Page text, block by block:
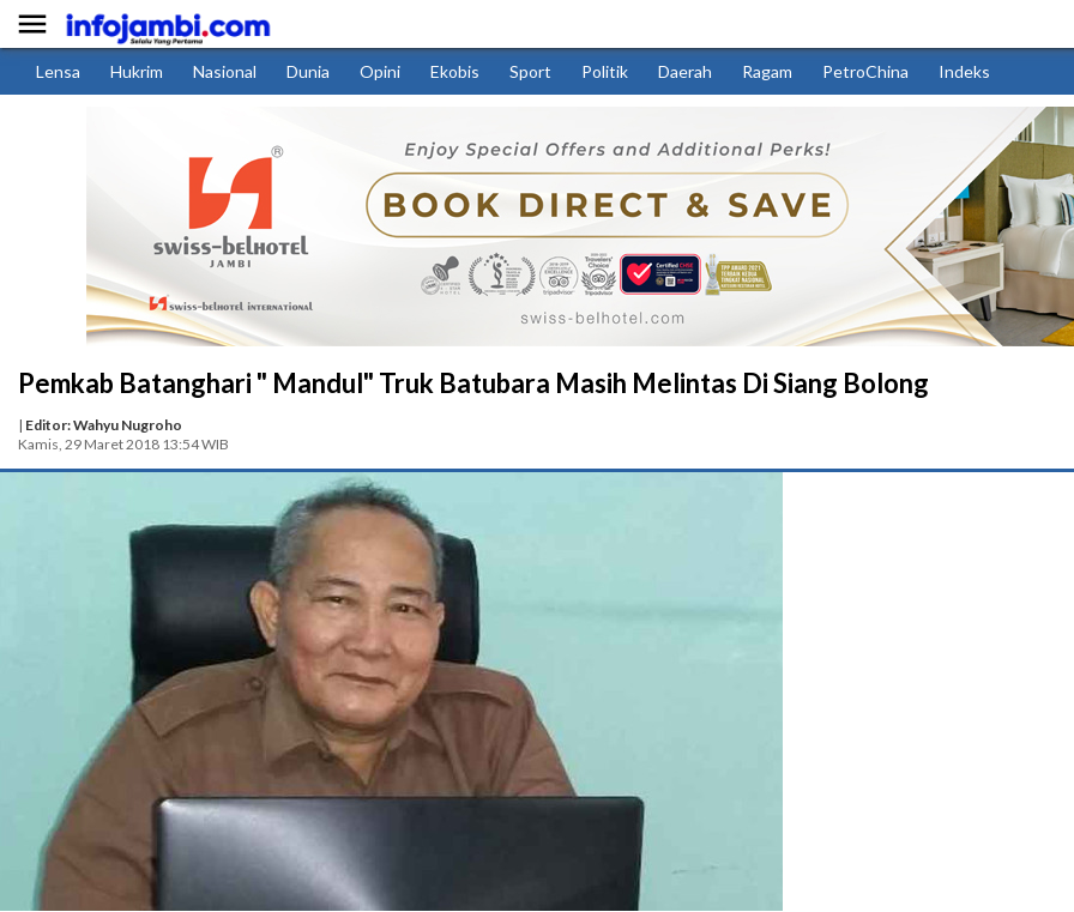

Lensa Hukrim Nasional Dunia Opini Ekobis Sport Politik Daerah Ragam PetroChina Indeks
Pemkab Batanghari " Mandul" Truk Batubara Masih Melintas Di Siang Bolong
| Editor: Wahyu Nugroho
Kamis, 29 Maret 2018 13:54 WIB